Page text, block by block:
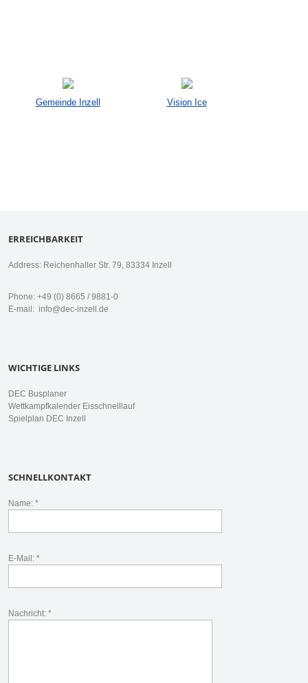
Gemeinde Inzell Vision Ice
ERREICHBARKEIT
Address: Reichenhaller Str. 79, 83334 Inzell
Phone: +49 (0) 8665 / 9881-0
E-mail: info@dec-inzell.de
WICHTIGE LINKS
DEC Busplaner
Wettkampfkalender Eisschnelllauf
Spielplan DEC Inzell
SCHNELLKONTAKT
Name: *
E-Mail: *
Nachricht: *